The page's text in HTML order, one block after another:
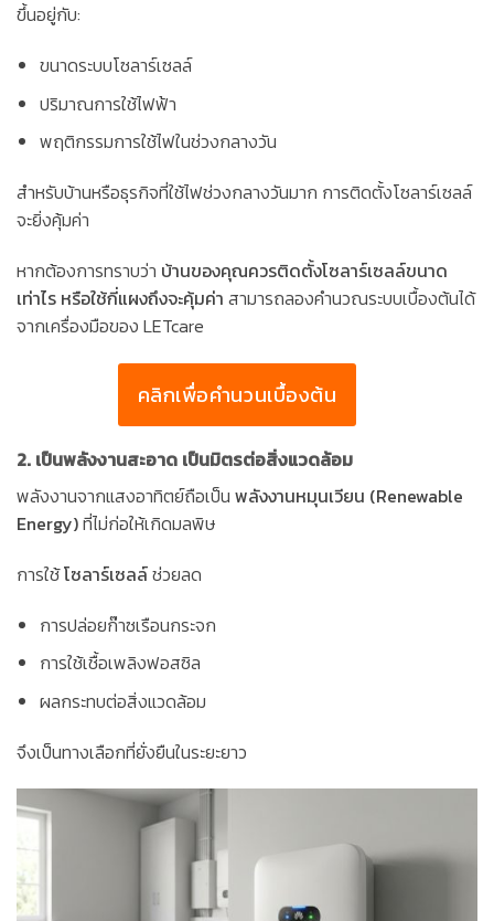
ขึ้นอยู่กับ:
ขนาดระบบโซลาร์เซลล์
ปริมาณการใช้ไฟฟ้า
พฤติกรรมการใช้ไฟในช่วงกลางวัน
สำหรับบ้านหรือธุรกิจที่ใช้ไฟช่วงกลางวันมาก การติดตั้งโซลาร์เซลล์
จะยิ่งคุ้มค่า
หากต้องการทราบว่า บ้านของคุณควรติดตั้งโซลาร์เซลล์ขนาด
เท่าไร หรือใช้กี่แผงถึงจะคุ้มค่า สามารถลองคำนวณระบบเบื้องต้นได้
จากเครื่องมือของ LETcare
คลิกเพื่อคำนวนเบื้องต้น
2. เป็นพลังงานสะอาด เป็นมิตรต่อสิ่งแวดล้อม
พลังงานจากแสงอาทิตย์ถือเป็น พลังงานหมุนเวียน (Renewable
Energy)ที่ไม่ก่อให้เกิดมลพิษ
การใช้โซลาร์เซลล์ช่วยลด
การปล่อยก๊าซเรือนกระจก
การใช้เชื้อเพลิงฟอสซิล
ผลกระทบต่อสิ่งแวดล้อม
จึงเป็นทางเลือกที่ยั่งยืนในระยะยาว